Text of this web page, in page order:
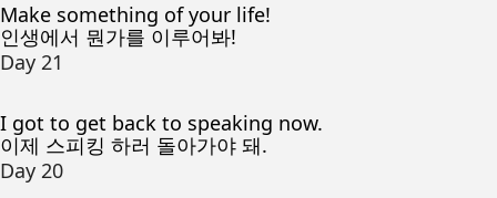
Make something of your life!
인생에서 뭔가를 이루어봐!
Day 21
I got to get back to speaking now.
이제 스피킹 하러 돌아가야 돼.
Day 20